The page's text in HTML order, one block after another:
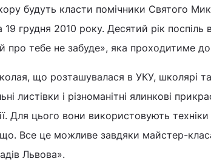
будуть класти помічники Святого
19 грудня 2010 року. Десятий рік поспіль
про тебе не забуде», яка проходитиме до
що розташувалася в УКУ, школярі
листівки і різноманітні ялинкові
Для цього вони використовують техніки
Все це можливе завдяки майстер-
Львова».